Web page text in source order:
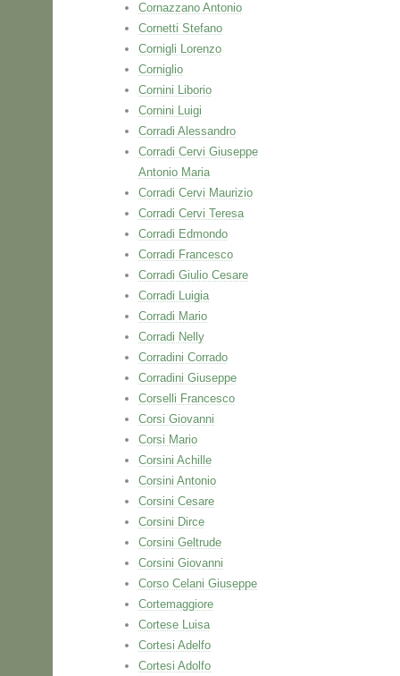
Cornazzano Antonio
Cornetti Stefano
Cornigli Lorenzo
Corniglio
Cornini Liborio
Cornini Luigi
Corradi Alessandro
Corradi Cervi Giuseppe
Antonio Maria
Corradi Cervi Maurizio
Corradi Cervi Teresa
Corradi Edmondo
Corradi Francesco
Corradi Giulio Cesare
Corradi Luigia
Corradi Mario
Corradi Nelly
Corradini Corrado
Corradini Giuseppe
Corselli Francesco
Corsi Giovanni
Corsi Mario
Corsini Achille
Corsini Antonio
Corsini Cesare
Corsini Dirce
Corsini Geltrude
Corsini Giovanni
Corso Celani Giuseppe
Cortemaggiore
Cortese Luisa
Cortesi Adelfo
Cortesi Adolfo